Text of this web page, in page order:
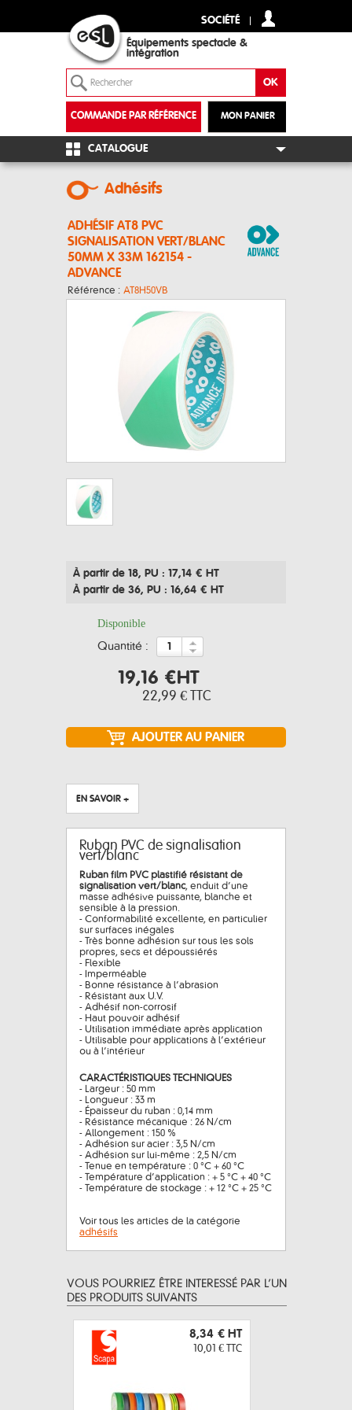
SOCIÉTÉ
Équipements spectacle &
intégration
MON PANIER
COMMANDE PAR RÉFÉRENCE
+
CATALOGUE
Adhésifs
ADHÉSIF AT8 PVC
SIGNALISATION VERT/BLANC
50MM X 33M 162154 -
ADVANCE
Référence : AT8H50VB
À partir de 18, PU : 17,14 € HT
À partir de 36, PU : 16,64 € HT
Disponible
quantité :
19,16 €HT
22,99 € TTC
EN SAVOIR +
Ruban PVC de signalisation
vert/blanc
Ruban film PVC plastifié résistant de
signalisation vert/blanc, enduit d’une
masse adhésive puissante, blanche et
sensible à la pression.
- Conformabilité excellente, en particulier
sur surfaces inégales
- Très bonne adhésion sur tous les sols
propres, secs et dépoussiérés
- Flexible
- Imperméable
- Bonne résistance à l’abrasion
- Résistant aux U.V.
- Adhésif non-corrosif
- Haut pouvoir adhésif
- Utilisation immédiate après application
- Utilisable pour applications à l’extérieur
ou à l’intérieur
CARACTÉRISTIQUES TECHNIQUES
- Largeur : 50 mm
- Longueur : 33 m
- Épaisseur du ruban : 0,14 mm
- Résistance mécanique : 26 N/cm
- Allongement : 150 %
- Adhésion sur acier : 3,5 N/cm
- Adhésion sur lui-même : 2,5 N/cm
- Tenue en température : 0 °C + 60 °C
- Température d’application : + 5 °C + 40 °C
- Température de stockage : + 12 °C + 25 °C
Voir tous les articles de la catégorie
adhésifs
VOUS POURRIEZ ÊTRE INTERESSÉ PAR L’UN
DES PRODUITS SUIVANTS
8,34 € HT
10,01 € TTC